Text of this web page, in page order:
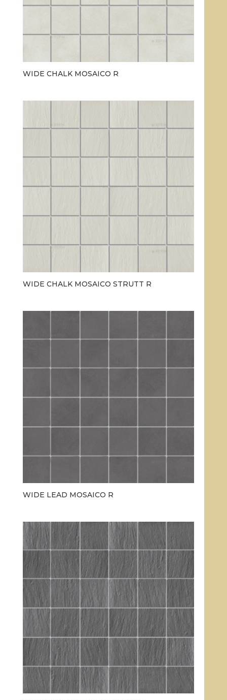
WIDE CHALK MOSAICO R
WIDE CHALK MOSAICO STRUTT R
WIDE LEAD MOSAICO R